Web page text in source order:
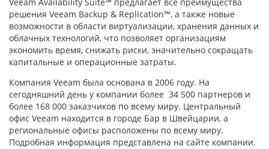
решения Veeam Backup & Replication™, а также новые
возможности в области виртуализации, хранения данных и
облачных технологий, что позволяет организациям
экономить время, снижать риски, значительно сокращать
капитальные и операционные затраты.
Компания Veeam была основана в 2006 году. На
сегодняшний день у компании более 34 500 партнеров и
более 168 000 заказчиков по всему миру. Центральный
офис Veeam находится в городе Бар в Швейцарии, а
региональные офисы расположены по всему миру.
Подробная информация представлена на сайте компании.